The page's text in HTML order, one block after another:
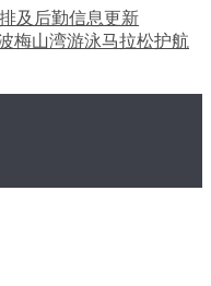
及后勤信息更新
梅山湾游泳马拉松护航